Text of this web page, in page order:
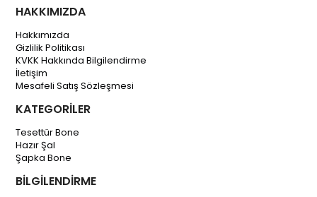
HAKKIMIZDA
Hakkımızda
Gizlilik Politikası
KVKK Hakkında Bilgilendirme
İletişim
Mesafeli Satış Sözleşmesi
KATEGORİLER
Tesettür Bone
Hazır Şal
Şapka Bone
BİLGİLENDİRME